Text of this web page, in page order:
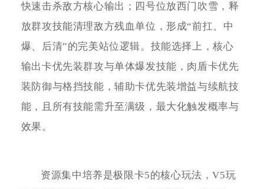
快速击杀敌方核心输出；四号位放西门吹雪，释
放群攻技能清理敌方残血单位，形成“前扛、中
爆、后清”的完美站位逻辑。技能选择上，核心
输出卡优先装群攻与单体爆发技能，肉盾卡优先
装防御与格挡技能，辅助卡优先装增益与续航技
能，且所有技能需升至满级，最大化触发概率与
效果。
资源集中培养是极限卡5的核心玩法，V5玩